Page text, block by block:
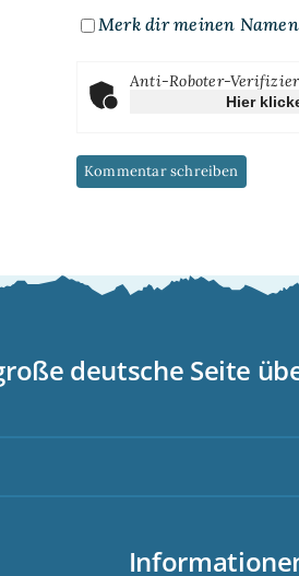
Merk dir meinen
Anti-Roboter-
Hier
deutsche Seite